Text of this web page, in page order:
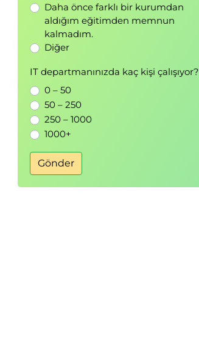
Daha önce farklı bir kurumdan
aldığım eğitimden memnun
kalmadım.
Diğer
IT departmanınızda kaç kişi çalışıyor?
0 – 50
50 – 250
250 – 1000
1000+
Gönder